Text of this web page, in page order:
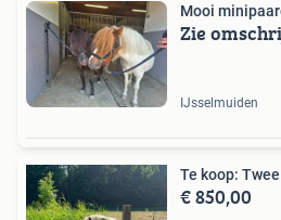
Mooi
Zie
IJsselmuiden
Te koop:
€ 850,00